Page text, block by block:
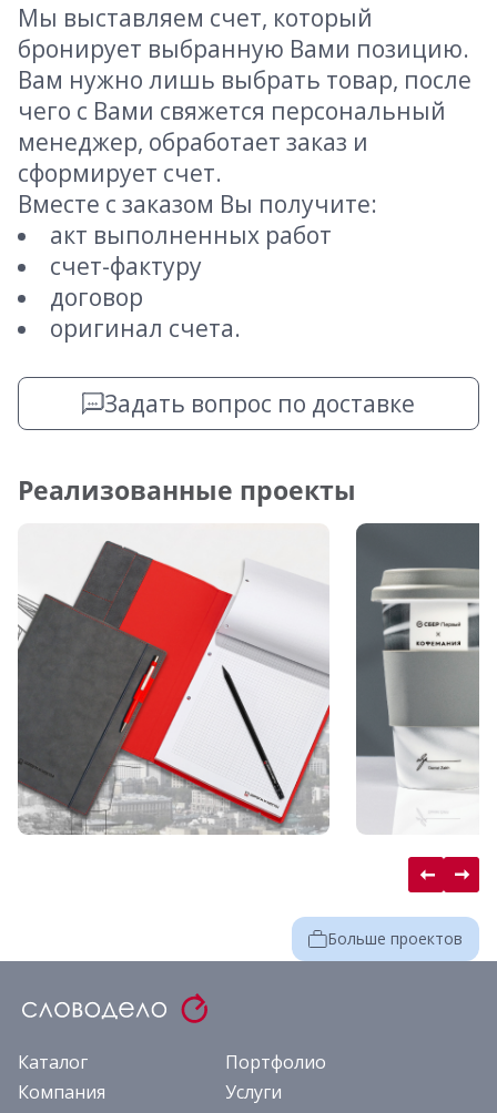
Мы выставляем счет, который
бронирует выбранную Вами позицию.
Вам нужно лишь выбрать товар, после
чего с Вами свяжется персональный
менеджер, обработает заказ и
сформирует счет.
Вместе с заказом Вы получите:
акт выполненных работ
счет-фактуру
договор
оригинал счета.
Задать вопрос по доставке
Реализованные проекты
Больше проектов
Каталог
Портфолио
Компания
Услуги